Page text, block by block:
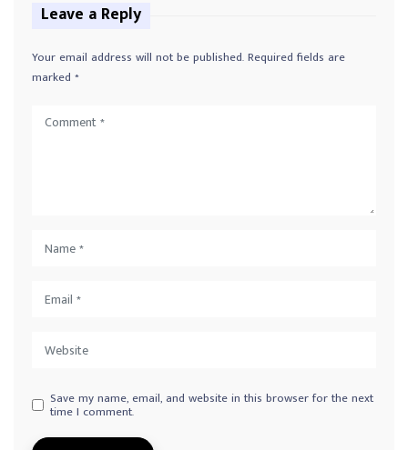
Leave a Reply
Your email address will not be published.Required fields are
marked *
Save my name, email, and website in this browser for the next
time I comment.